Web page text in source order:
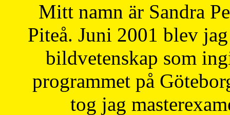
Mitt namn är Sandra
Piteå. Juni 2001 blev
bildvetenskap som
programmet på
tog jag